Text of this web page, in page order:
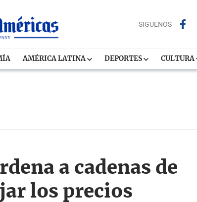
SIGUENOS
AMÉRICA LATINA DEPORTES CULTURA
a cadenas de
los precios